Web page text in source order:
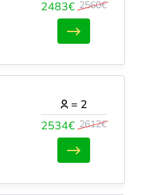
2483€ 2560€
2534€ 2612€
= 2